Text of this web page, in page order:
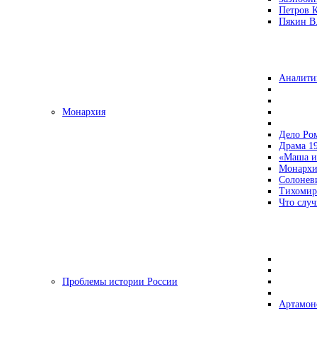
Петров
Пякин
Монархия
Дело
Драма
«Маша и
Что
Проблемы истории России